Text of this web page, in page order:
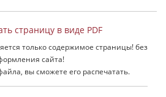
страницу в виде PDF
только содержимое страницы! без
сайта!
вы сможете его распечатать.